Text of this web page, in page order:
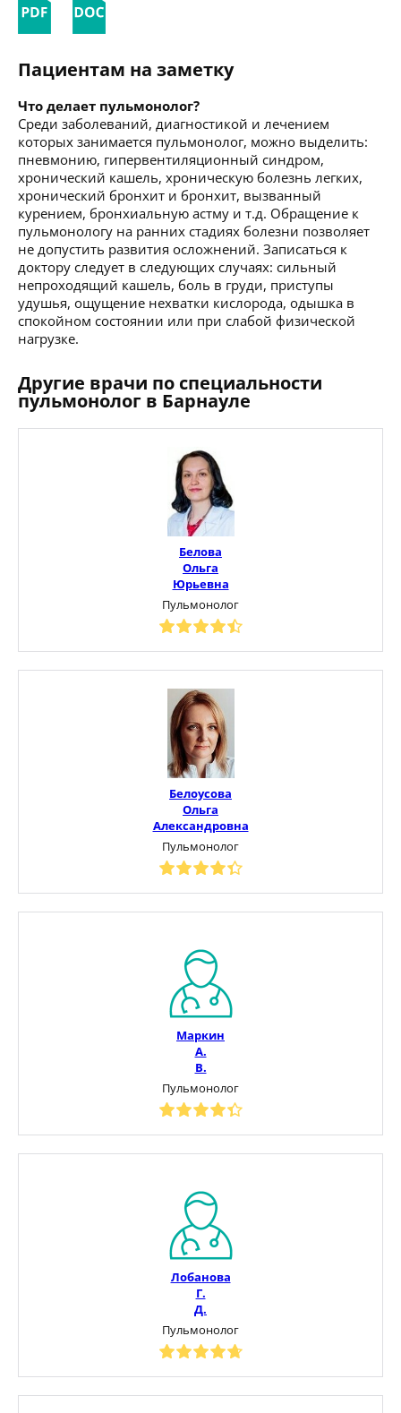
Пациентам на заметку
Что делает пульмонолог?
Среди заболеваний, диагностикой и лечением
которых занимается пульмонолог, можно выделить:
пневмонию, гипервентиляционный синдром,
хронический кашель, хроническую болезнь легких,
хронический бронхит и бронхит, вызванный
курением, бронхиальную астму и т.д. Обращение к
пульмонологу на ранних стадиях болезни позволяет
не допустить развития осложнений. Записаться к
доктору следует в следующих случаях: сильный
непроходящий кашель, боль в груди, приступы
удушья, ощущение нехватки кислорода, одышка в
спокойном состоянии или при слабой физической
нагрузке.
Другие врачи по специальности
пульмонолог в Барнауле
Белова
Ольга
Юрьевна
Пульмонолог
Белоусова
Ольга
Александровна
Пульмонолог
Маркин
А.
В.
Пульмонолог
Лобанова
Г.
Д.
Пульмонолог